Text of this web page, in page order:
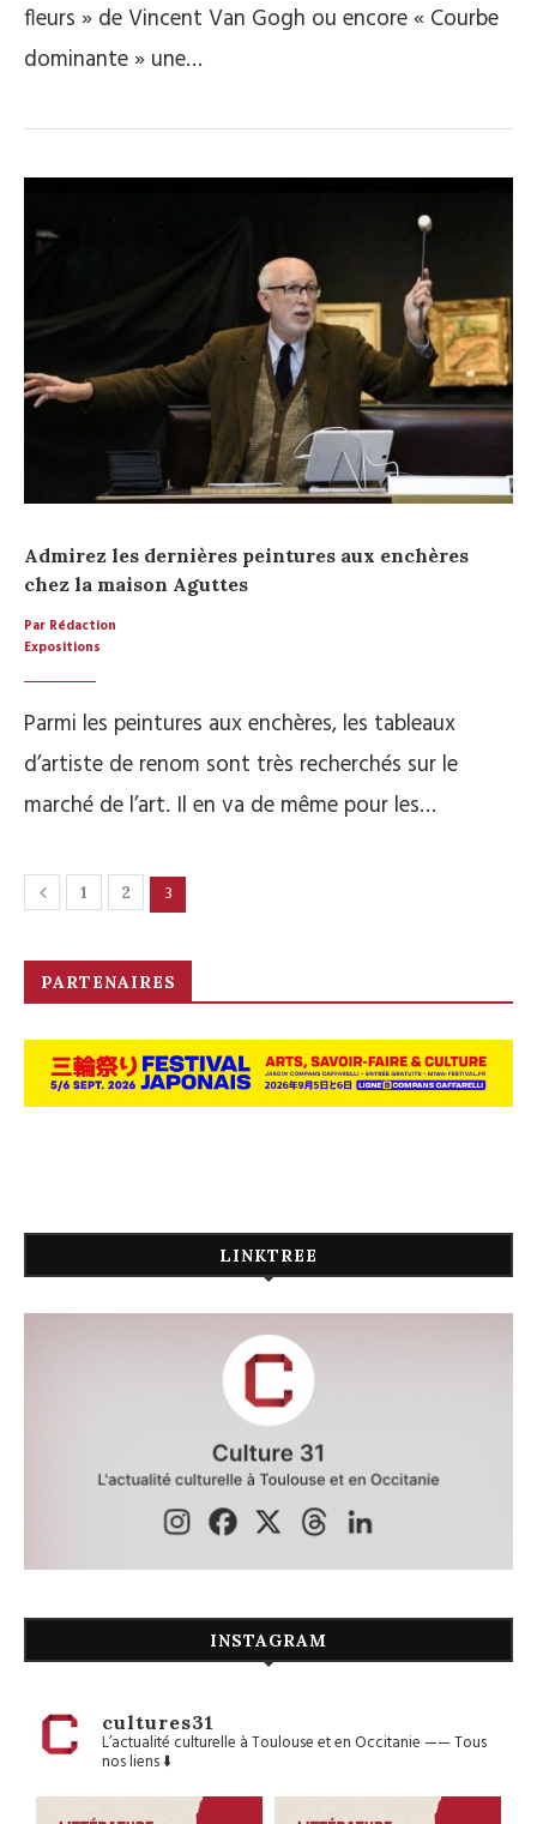
fleurs » de Vincent Van Gogh ou encore « Courbe
dominante » une…
Admirez les dernières peintures aux enchères
chez la maison Aguttes
Par Rédaction
Expositions
Parmi les peintures aux enchères, les tableaux
d’artiste de renom sont très recherchés sur le
marché de l’art. Il en va de même pour les…
1 2 3
PARTENAIRES
LINKTREE
INSTAGRAM
cultures31
L’actualité culturelle à Toulouse et en Occitanie——Tous
nos liens ⬇️